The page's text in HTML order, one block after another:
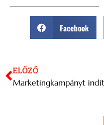
Facebook
ELŐZŐ
Marketingkampányt